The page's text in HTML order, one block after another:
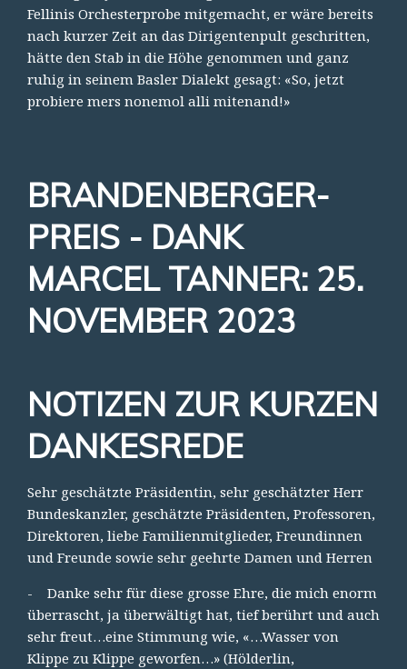
Fellinis Orchesterprobe mitgemacht, er wäre bereits
nach kurzer Zeit an das Dirigentenpult geschritten,
hätte den Stab in die Höhe genommen und ganz
ruhig in seinem Basler Dialekt gesagt: «So, jetzt
probiere mers nonemol alli mitenand!»
BRANDENBERGER-
PREIS - DANK
MARCEL TANNER: 25.
NOVEMBER 2023
NOTIZEN ZUR KURZEN
DANKESREDE
Sehr geschätzte Präsidentin, sehr geschätzter Herr
Bundeskanzler, geschätzte Präsidenten, Professoren,
Direktoren, liebe Familienmitglieder, Freundinnen
und Freunde sowie sehr geehrte Damen und Herren
- Danke sehr für diese grosse Ehre, die mich enorm
überrascht, ja überwältigt hat, tief berührt und auch
sehr freut…eine Stimmung wie, «…Wasser von
Klippe zu Klippe geworfen…» (Hölderlin,